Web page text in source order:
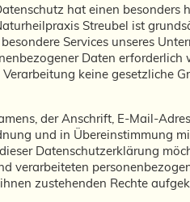
hat einen
Streubel ist
Services unseres
Daten erforderlich
keine gesetzliche
der Anschrift, E-Mail-
und in Übereinstimmung
Datenschutzerklärung
verarbeiteten
zustehenden Rechte